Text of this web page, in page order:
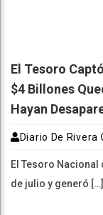
El Tesoro
$4 Billones
Hayan
Diario De Rivera
El Tesoro Nacional
de julio y generó […]